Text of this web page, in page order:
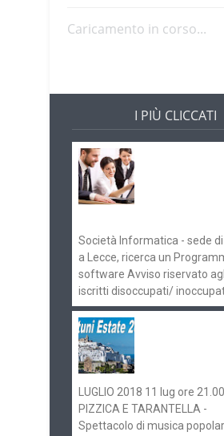
Caricamento in corso...
I PIÙ CLICCATI
Società Informatica - sede
a Lecce, ricerca un
software Avviso riservato
iscritti disoccupati/ inoccupati
LUGLIO 2018 11 lug ore 21.00
PIZZICA E TARANTELLA -
Spettacolo di musica